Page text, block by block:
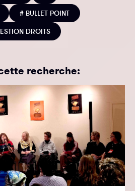
# BULLET POINT
DROITS
recherche: